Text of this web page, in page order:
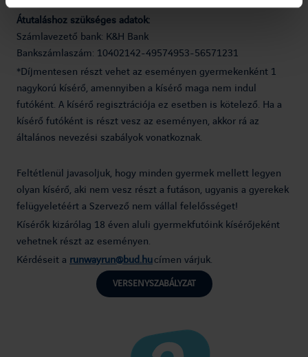
Átutaláshoz szükséges adatok:
Számlavezető bank: K&H Bank
Bankszámlaszám: 10402142-49574953-56571231
*Díjmentesen részt vehet az eseményen gyermekenként 1
nagykorú kísérő, amennyiben a kísérő maga nem indul
futóként. A kísérő regisztrációja ez esetben is kötelező. Ha a
kísérő futóként is részt vesz az eseményen, akkor rá az
általános nevezési szabályok vonatkoznak.
Feltétlenül javasoljuk, hogy minden gyermek mellett legyen
olyan kísérő, aki nem vesz részt a futáson, ugyanis a gyerekek
felügyeletéért a Szervező nem vállal felelősséget!
Kísérők kizárólag 18 éven aluli gyermekfutóink kísérőjeként
vehetnek részt az eseményen.
Kérdéseit a runwayrun@bud.hucímen várjuk.
VERSENYSZABÁLYZAT